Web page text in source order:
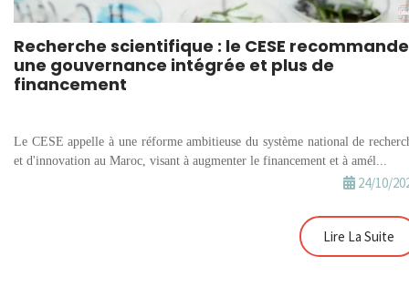
Recherche scientifique : le CESE recommande
une gouvernance intégrée et plus de
financement
Le CESE appelle à une réforme ambitieuse du système national de
et d'innovation au Maroc, visant à augmenter le financement et à amél...
24/10/
Lire La Suite